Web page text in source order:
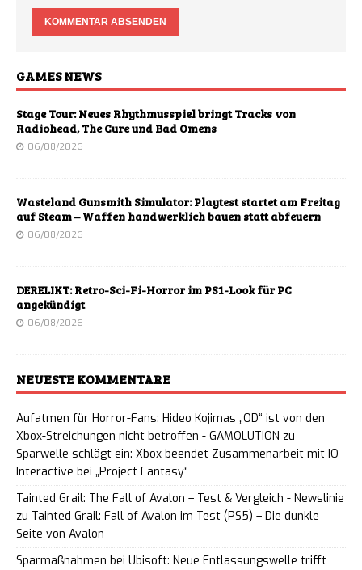
GAMES NEWS
Stage Tour: Neues Rhythmusspiel bringt Tracks von
Radiohead, The Cure und Bad Omens
06/08/2026
Wasteland Gunsmith Simulator: Playtest startet am Freitag
auf Steam – Waffen handwerklich bauen statt abfeuern
06/08/2026
DERELIKT: Retro-Sci-Fi-Horror im PS1-Look für PC
angekündigt
06/08/2026
NEUESTE KOMMENTARE
Aufatmen für Horror-Fans: Hideo Kojimas „OD“ ist von den
Xbox-Streichungen nicht betroffen - GAMOLUTION zu
Sparwelle schlägt ein: Xbox beendet Zusammenarbeit mit IO
Interactive bei „Project Fantasy“
Tainted Grail: The Fall of Avalon – Test & Vergleich - Newslinie
zu Tainted Grail: Fall of Avalon im Test (PS5) – Die dunkle
Seite von Avalon
Sparmaßnahmen bei Ubisoft: Neue Entlassungswelle trifft